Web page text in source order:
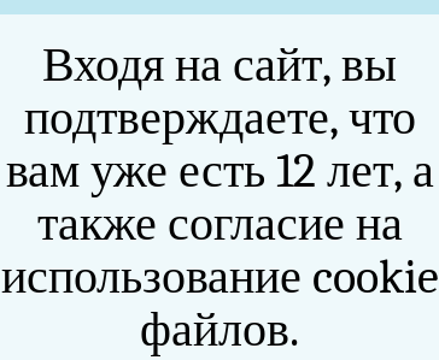
Входя на сайт, вы
подтверждаете, что
вам уже есть 12 лет, а
также согласие на
использование cookie
файлов.